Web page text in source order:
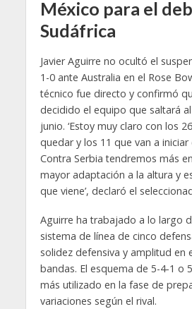
México para el
Sudáfrica
Javier Aguirre no ocultó el
1-0 ante Australia en el Rose
técnico fue directo y confirmó
decidido el equipo que saltará
junio. ‘Estoy muy claro con los
quedar y los 11 que van a iniciar
Contra Serbia tendremos más
mayor adaptación a la altura y
que viene’, declaró el
Aguirre ha trabajado a lo largo
sistema de línea de cinco
solidez defensiva y amplitud en
bandas. El esquema de 5-4-1 o
más utilizado en la fase de
variaciones según el rival.